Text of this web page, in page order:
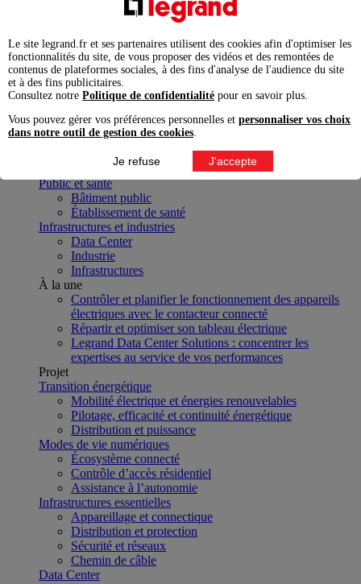
Résidentiel
Habitation
Logement connecté
Logement adapté et autonomie
Tertiaire
Tertiaire de proximité
Commerce et sport
Hôtellerie
Mobilier de bureau, lieux de vie
Public et santé
Bâtiment public
Établissement de santé
Infrastructures et industries
Data Center
Industrie
Infrastructures
À la une
Contrôler et planifier le fonctionnement des appareils
électriques avec le contacteur connecté
Répartir et optimiser son tableau électrique
Legrand Data Center Solutions : concentrer les
expertises au service de vos performances
Projet
Transition énergétique
Mobilité électrique et énergies renouvelables
Pilotage, efficacité et continuité énergétique
Distribution et puissance
Modes de vie numériques
Écosystème connecté
Contrôle d’accès résidentiel
Assistance à l’autonomie
Infrastructures essentielles
Appareillage et connectique
Distribution et protection
Sécurité et réseaux
Chemin de câble
Data Center
Le site legrand.fr et ses partenaires utilisent des cookies afin d'optimiser les
fonctionnalités du site, de vous proposer des vidéos et des remontées de
contenus de plateformes sociales, à des fins d'analyse de l'audience du site
et à des fins publicitaires.
Consultez notre Politique de confidentialité pour en savoir plus.
Vous pouvez gérer vos préférences personnelles et personnaliser vos choix
dans notre outil de gestion des cookies.
Je refuse J'accepte